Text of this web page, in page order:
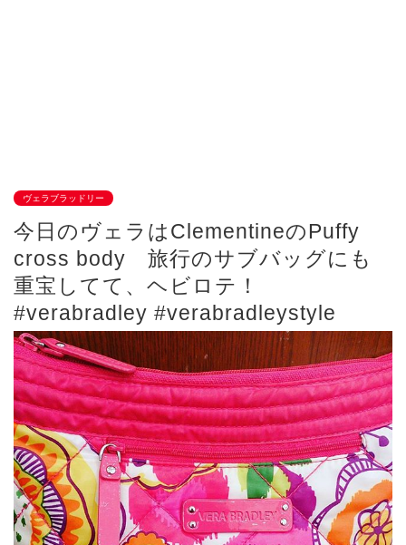
ヴェラブラッドリー
今日のヴェラはClementineのPuffy
cross body 旅行のサブバッグにも
重宝してて、ヘビロテ！
#verabradley #verabradleystyle